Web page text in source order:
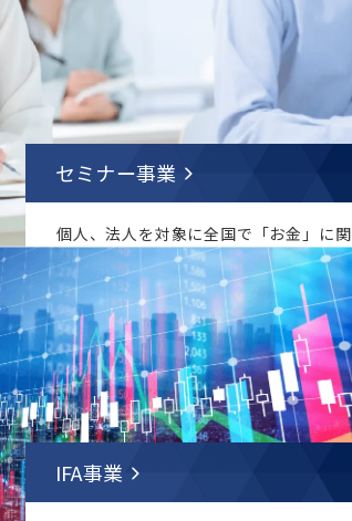
セミナー事業
個人、法人を対象に全国で「お金」に関
するセミナーの運営などを行っています。
IFA事業